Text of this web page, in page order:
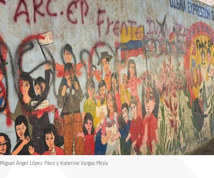
Miguel Ángel López Páez y Katerine Vargas Mejía